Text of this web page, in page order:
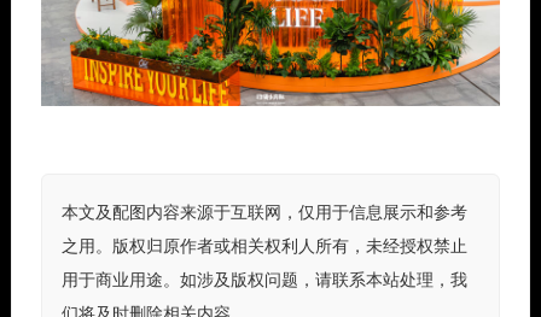
本文及配图内容来源于互联网，仅用于信息展示和参考
之用。版权归原作者或相关权利人所有，未经授权禁止
用于商业用途。如涉及版权问题，请联系本站处理，我
们将及时删除相关内容。